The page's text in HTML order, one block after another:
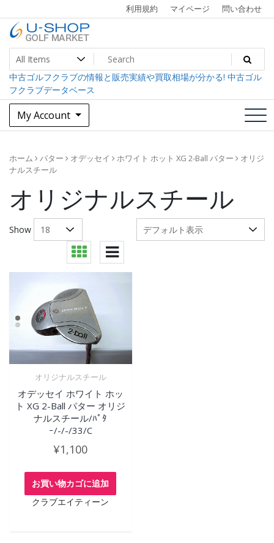
to
content
利用規約 マイページ 問い合わせ
U-SHOP Golf Market dev
中古ゴルフクラブ最大級！U-SHOPゴルフマーケット
中古ゴルフクラブの情報と販売実績や買取相場が分かる! 中古ゴル
フクラブデータベース
My Account
ホーム パター オデッセイ ホワイト ホット XG 2-Ball パター
オリジ
ナルスチール
オリジナルスチール
Show
オリジナルスチール
オデッセイ ホワイト ホッ
ト XG 2-Ball パター オリジ
ナルスチール/ﾊﾟﾀ
ｰ/-/-/33/C
¥1,100
お買い物カゴに追加
クラブエイティーン